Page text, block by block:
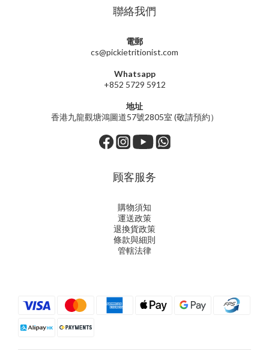
聯絡我們
電郵
cs@pickietritionist.com
Whatsapp
+852 5729 5912
地址
香港九龍觀塘鴻圖道57號2805室 (敬請預約）
顾客服务
購物須知
運送政策
退換貨政策
條款與細則
管轄法律